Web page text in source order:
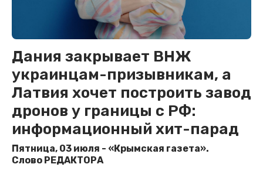
Дания закрывает ВНЖ
украинцам-призывникам, а
Латвия хочет построить завод
дронов у границы с РФ:
информационный хит-парад
Пятница, 03 июля - «Крымская газета».
Слово РЕДАКТОРА